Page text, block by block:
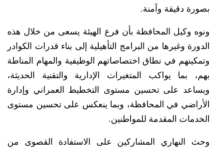
بصورة دقيقة وآمنة.
ونوه وكيل المحافظة بأن فرع الهيئة يسعى من خلال هذه
الدورة وغيرها من البرامج التأهيلية إلى بناء قدرات الكوادر
وتمكينهم في نطاق اختصاصاتهم الوظيفية والمهام المناطة
بهم، بما يواكب المتغيرات الإدارية والتقنية الحديثة،
ويساعد على تحسين مستوى التخطيط العمراني وإدارة
الأراضي في المحافظة، وبما ينعكس على تحسين مستوى
الخدمات المقدمة للمواطنين.
وحث النهاري المشاركين على الاستفادة القصوى من